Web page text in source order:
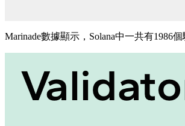
Marinade數據顯示，Solana中一共有1986